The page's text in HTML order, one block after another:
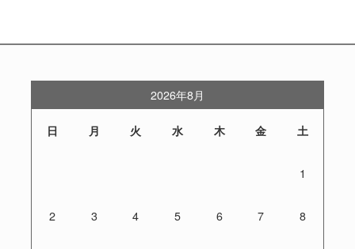
2026年8月
日 月 火 水 木 金 土
1
2 3 4 5 6 7 8